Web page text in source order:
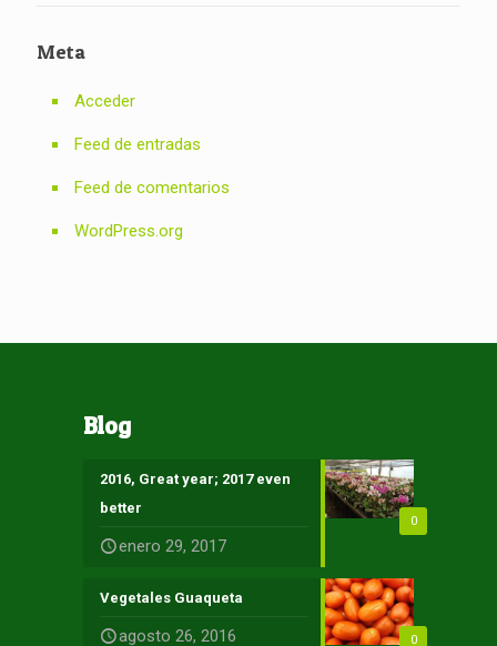
Meta
Acceder
Feed de entradas
Feed de comentarios
WordPress.org
Blog
0
2016, Great year; 2017 even
better
enero 29, 2017
0
Vegetales Guaqueta
agosto 26, 2016